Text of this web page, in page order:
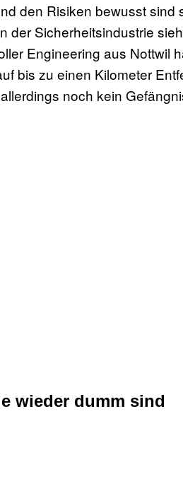
den Risiken bewusst sind
der Sicherheitsindustrie
Engineering aus Nottwil
bis zu einen Kilometer
noch kein
wieder dumm sind